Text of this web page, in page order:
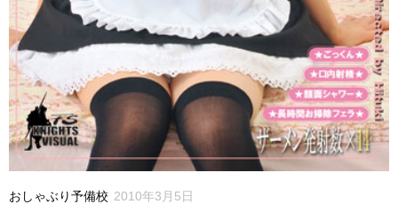
おしゃぶり予備校 2010年3月5日